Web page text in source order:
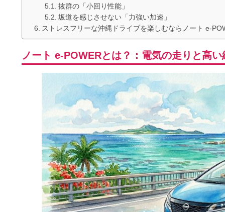
抜群の「小回り性能」
坂道を感じさせない「力強い加速」
ストレスフリーな沖縄ドライブを楽しむならノート e-
ノート e-POWERとは？：電気の走りと高